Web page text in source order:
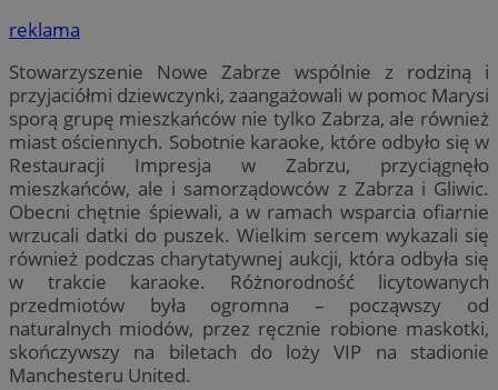
reklama
Stowarzyszenie Nowe Zabrze wspólnie z rodziną i
przyjaciółmi dziewczynki, zaangażowali w pomoc Marysi
sporą grupę mieszkańców nie tylko Zabrza, ale również
miast ościennych. Sobotnie karaoke, które odbyło się w
Restauracji Impresja w Zabrzu, przyciągnęło
mieszkańców, ale i samorządowców z Zabrza i Gliwic.
Obecni chętnie śpiewali, a w ramach wsparcia ofiarnie
wrzucali datki do puszek. Wielkim sercem wykazali się
również podczas charytatywnej aukcji, która odbyła się
w trakcie karaoke. Różnorodność licytowanych
przedmiotów była ogromna – począwszy od
naturalnych miodów, przez ręcznie robione maskotki,
skończywszy na biletach do loży VIP na stadionie
Manchesteru United.